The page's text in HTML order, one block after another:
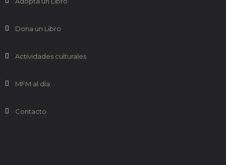
Dona un Libro
Actividades culturales
MFM al día
Contacto